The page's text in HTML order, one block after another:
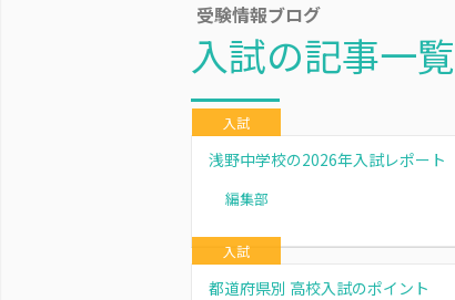
受験情報ブログ
入試の記事一覧
入試
浅野中学校の2026年入試レポート
編集部
入試
都道府県別 高校入試のポイント